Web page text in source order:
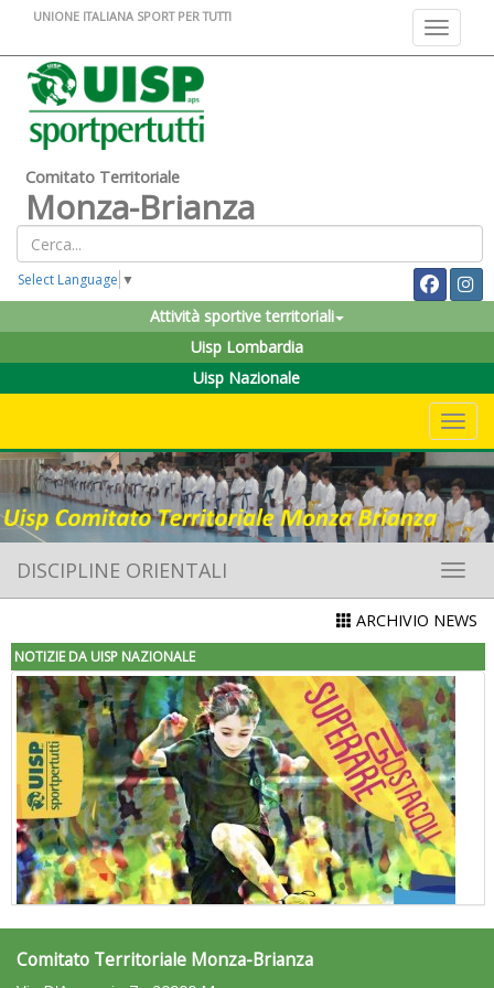
Toggle
UNIONE ITALIANA SPORT PER TUTTI
Comitato Territoriale
Monza-Brianza
Select Language ▼
Attività sportive territoriali
Uisp Lombardia
Uisp Nazionale
DISCIPLINE ORIENTALI
ARCHIVIO NEWS
NOTIZIE DA UISP NAZIONALE
"Superare gli ostacoli": la relazione di Tiziano Pesce al CN Uisp
Comitato Territoriale Monza-Brianza